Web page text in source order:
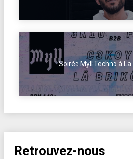
Soirée Myll Techno à La
Retrouvez-nous